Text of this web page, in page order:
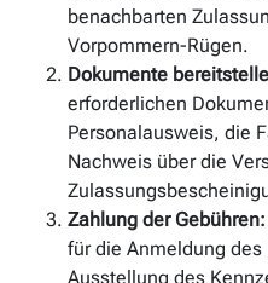
benachbarten
Vorpommern-Rügen.
Dokumente
erforderlichen
Personalausweis, die
Nachweis über die
Zahlung der Gebühren:
für die Anmeldung des
Ausstellung des